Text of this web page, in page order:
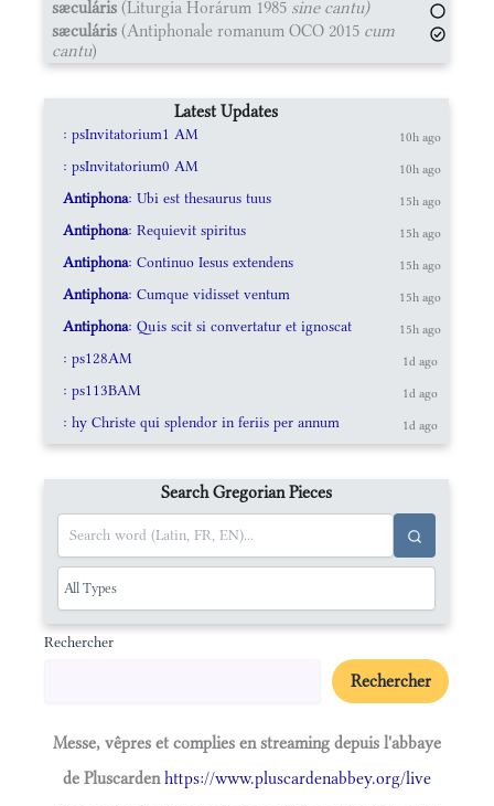
sæculáris (Liturgia Horárum 1985 sine cantu)
sæculáris (Antiphonale romanum OCO 2015 cum
cantu)
Latest Updates
: psInvitatorium1 AM 10h ago
: psInvitatorium0 AM 10h ago
Antiphona: Ubi est thesaurus tuus 15h ago
Antiphona: Requievit spiritus 15h ago
Antiphona: Continuo Iesus extendens 15h ago
Antiphona: Cumque vidisset ventum 15h ago
Antiphona: Quis scit si convertatur et ignoscat 15h ago
: ps128AM 1d ago
: ps113BAM 1d ago
: hy Christe qui splendor in feriis per annum 1d ago
Search Gregorian Pieces
Rechercher
Rechercher
Messe, vêpres et complies en streaming depuis l'abbaye
de Pluscardenhttps://www.pluscardenabbey.org/live